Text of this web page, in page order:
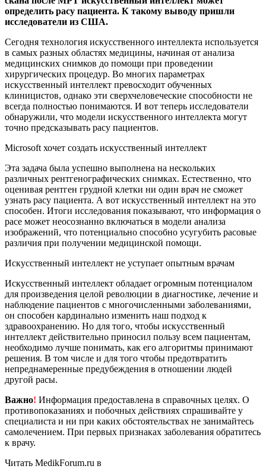
определить расу пациента. К такому выводу пришли
исследователи из США.
Сегодня технология искусственного интеллекта используется
в самых разных областях медицины, начиная от анализа
медицинских снимков до помощи при проведении
хирургических процедур. Во многих параметрах
искусственный интеллект превосходит обученных
клиницистов, однако эти сверхчеловеческие способности не
всегда полностью понимаются. И вот теперь исследователи
обнаружили, что модели искусственного интеллекта могут
точно предсказывать расу пациентов.
Microsoft хочет создать искусственный интеллект
Эта задача была успешно выполнена на нескольких
различных рентгенографических снимках. Естественно, что
оценивая рентген грудной клетки ни один врач не сможет
узнать расу пациента. А вот искусственный интеллект на это
способен. Итоги исследования показывают, что информация о
расе может неосознанно включаться в модели анализа
изображений, что потенциально способно усугубить расовые
различия при получении медицинской помощи.
Искусственный интеллект не уступает опытным врачам
Искусственный интеллект обладает огромным потенциалом
для произведения целой революции в диагностике, лечение и
наблюдение пациентов с многочисленными заболеваниями,
он способен кардинально изменить наш подход к
здравоохранению. Но для того, чтобы искусственный
интеллект действительно приносил пользу всем пациентам,
необходимо лучше понимать, как его алгоритмы принимают
решения. В том числе и для того чтобы предотвратить
непреднамеренные предубеждения в отношении людей
другой расы.
Важно! Информация предоставлена в справочных целях. О
противопоказаниях и побочных действиях спрашивайте у
специалиста и ни при каких обстоятельствах не занимайтесь
самолечением. При первых признаках заболевания обратитесь
к врачу.
Читать MedikForum.ru в